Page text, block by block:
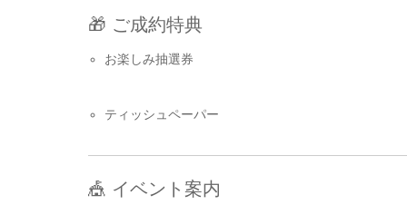
🎁 ご成約特典
お楽しみ抽選券
ティッシュペーパー
🎪 イベント案内